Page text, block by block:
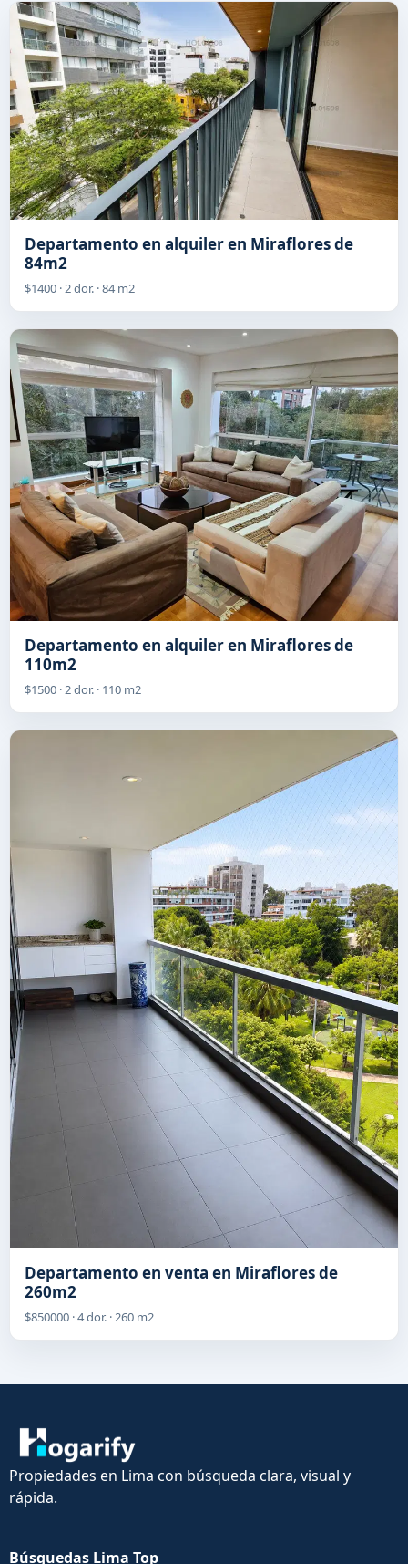
Departamento en alquiler en Miraflores de
84m2
$1400 · 2 dor. · 84 m2
Departamento en alquiler en Miraflores de
110m2
$1500 · 2 dor. · 110 m2
Departamento en venta en Miraflores de
260m2
$850000 · 4 dor. · 260 m2
Propiedades en Lima con búsqueda clara, visual y
rápida.
Búsquedas Lima Top